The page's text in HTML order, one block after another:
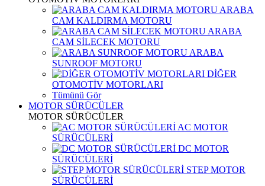
ARABA
CAM KALDIRMA MOTORU
ARABA
CAM SİLECEK MOTORU
ARABA
SUNROOF MOTORU
DİĞER
OTOMOTİV MOTORLARI
Tümünü Gör
MOTOR SÜRÜCÜLER
MOTOR SÜRÜCÜLER
AC MOTOR
SÜRÜCÜLERİ
DC MOTOR
SÜRÜCÜLERİ
STEP MOTOR
SÜRÜCÜLERİ